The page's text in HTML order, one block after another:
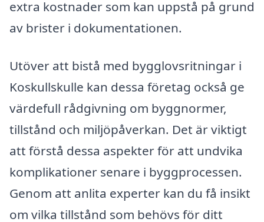
extra kostnader som kan uppstå på grund
av brister i dokumentationen.
Utöver att bistå med bygglovsritningar i
Koskullskulle kan dessa företag också ge
värdefull rådgivning om byggnormer,
tillstånd och miljöpåverkan. Det är viktigt
att förstå dessa aspekter för att undvika
komplikationer senare i byggprocessen.
Genom att anlita experter kan du få insikt
om vilka tillstånd som behövs för ditt